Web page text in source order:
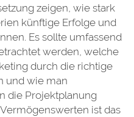
zeigen, wie stark
künftige Erfolge und
Es sollte umfassend
werden, welche
durch die richtige
und wie man
die Projektplanung
ist das